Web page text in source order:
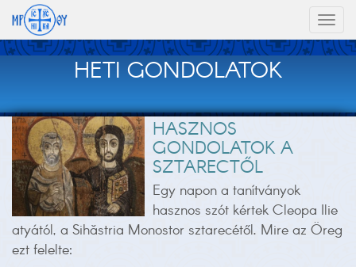
HETI GONDOLATOK
HASZNOS
GONDOLATOK A
SZTARECTŐL
Egy napon a tanítványok
hasznos szót kértek Cleopa Ilie
atyától, a Sihăstria Monostor sztarecétől. Mire az Öreg
ezt felelte: